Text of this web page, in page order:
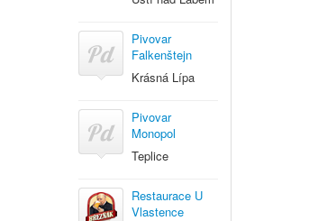
Pivovar
Falkenštejn
Krásná Lípa
Pivovar
Monopol
Teplice
Restaurace U
Vlastence